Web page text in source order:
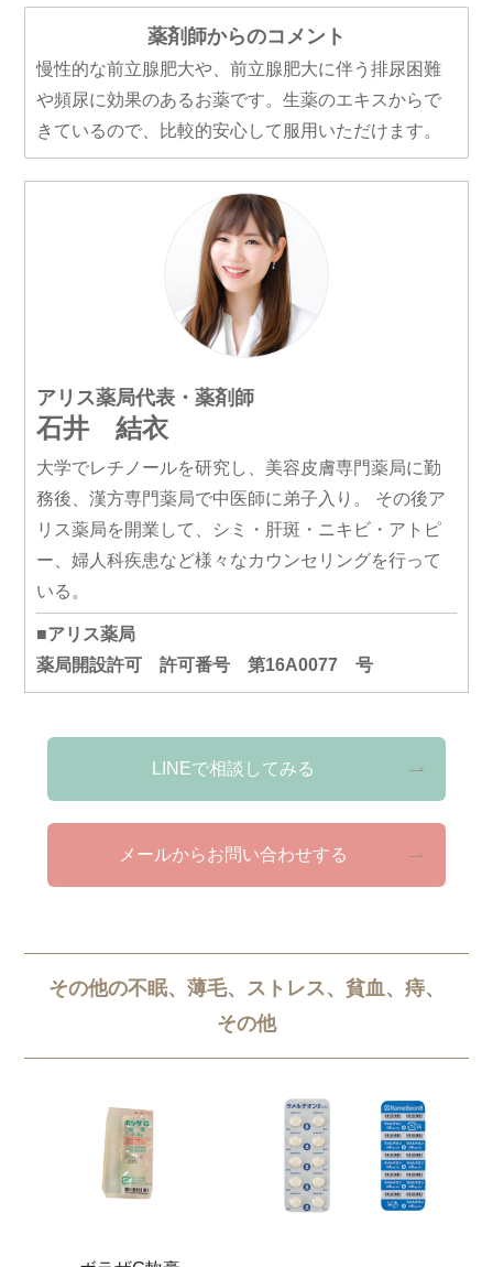
薬剤師からのコメント
慢性的な前立腺肥大や、前立腺肥大に伴う排尿困難
や頻尿に効果のあるお薬です。生薬のエキスからで
きているので、比較的安心して服用いただけます。
アリス薬局代表・薬剤師
石井 結衣
大学でレチノールを研究し、美容皮膚専門薬局に勤
務後、漢方専門薬局で中医師に弟子入り。 その後ア
リス薬局を開業して、シミ・肝斑・ニキビ・アトピ
ー、婦人科疾患など様々なカウンセリングを行って
いる。
■アリス薬局
薬局開設許可 許可番号 第16A0077 号
LINEで相談してみる
メールからお問い合わせする
その他の不眠、薄毛、ストレス、貧血、痔、
その他